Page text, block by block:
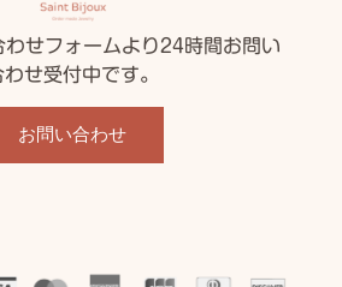
わせフォームより24時間お問い
わせ受付中です。
お問い合わせ